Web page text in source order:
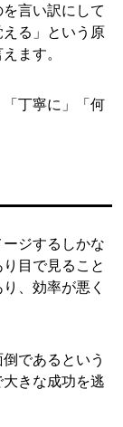
言い訳にして
る」という原
ます。
丁寧に」「何
ジするしかな
目で見ること
、効率が悪く
であるという
きな成功を逃